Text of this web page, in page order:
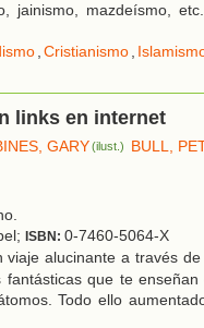
jainismo, mazdeísmo,
,Cristianismo,
links en internet
GARY (ilust.) BULL,
ISBN: 0-7460-5064-X
alucinante a través
que te
Todo ello